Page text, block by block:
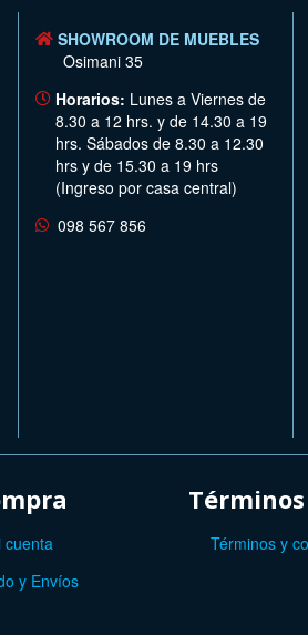
SHOWROOM DE MUEBLES
Osimani 35
Horarios: Lunes a Viernes de
8.30 a 12 hrs. y de 14.30 a 19
hrs. Sábados de 8.30 a 12.30
hrs y de 15.30 a 19 hrs
(Ingreso por casa central)
098 567 856
cuenta
y Envíos
Términos y